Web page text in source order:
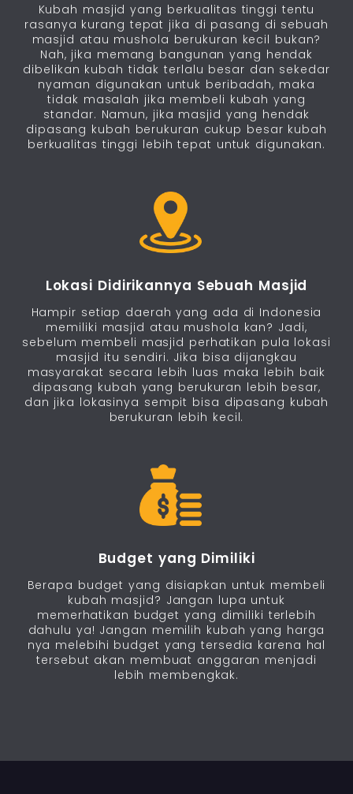
Kubah masjid yang berkualitas tinggi tentu
rasanya kurang tepat jika di pasang di sebuah
masjid atau mushola berukuran kecil bukan?
Nah, jika memang bangunan yang hendak
dibelikan kubah tidak terlalu besar dan sekedar
nyaman digunakan untuk beribadah, maka
tidak masalah jika membeli kubah yang
standar. Namun, jika masjid yang hendak
dipasang kubah berukuran cukup besar kubah
berkualitas tinggi lebih tepat untuk digunakan.
Lokasi Didirikannya Sebuah Masjid
Hampir setiap daerah yang ada di Indonesia
memiliki masjid atau mushola kan? Jadi,
sebelum membeli masjid perhatikan pula lokasi
masjid itu sendiri. Jika bisa dijangkau
masyarakat secara lebih luas maka lebih baik
dipasang kubah yang berukuran lebih besar,
dan jika lokasinya sempit bisa dipasang kubah
berukuran lebih kecil.
Budget yang Dimiliki
Berapa budget yang disiapkan untuk membeli
kubah masjid? Jangan lupa untuk
memerhatikan budget yang dimiliki terlebih
dahulu ya! Jangan memilih kubah yang harga
nya melebihi budget yang tersedia karena hal
tersebut akan membuat anggaran menjadi
lebih membengkak.